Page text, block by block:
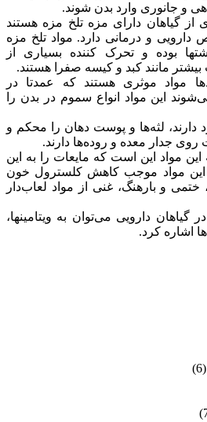
و جانوری وارد بدن شوند.
از گیاهان دارای مزه تلخ مزه هستند
دارویی و درمانی دارد. مواد تلخ مزه
بوده و تحرک کننده بسیاری از
بیشتر مانند کبد و کیسه صفرا هستند.
مواد موثری هستند که عمدتا در
این مواد انواع سموم در بدن را
لثه‌ها و پوست دهان را محکم و
روی جدار معده و روده‌ها دارند.
مواد این است که مایعات را به این
این مواد موجب کاهش کلسترول خون
ختمی و بارهنگ، غنی از مواد لعاب‌دار
گیاهان دارویی‌ می‌توان به ویتامینها،
اشاره کرد.
(6)